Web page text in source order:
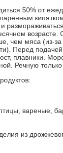
50% от
чем мяса (из-
Перед
плавники.
Речную только
вареные,
из